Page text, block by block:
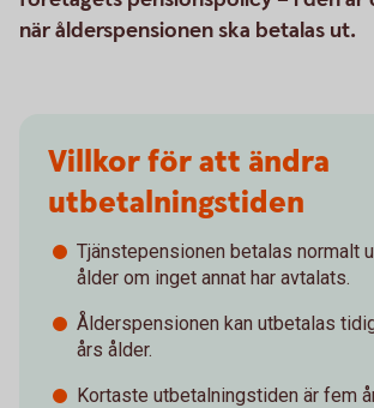
när ålderspensionen ska betalas ut.
Villkor för att ändra
utbetalningstiden
Tjänstepensionen betalas normalt
ålder om inget annat har avtalats.
Ålderspensionen kan utbetalas
års ålder.
Kortaste utbetalningstiden är fem